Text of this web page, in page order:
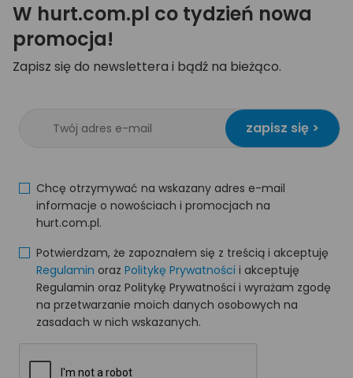
W hurt.com.pl co tydzień nowa
promocja!
Zapisz się do newslettera i bądź na bieżąco.
zapisz się >
Chcę otrzymywać na wskazany adres e-mail
informacje o nowościach i promocjach na
hurt.com.pl.
Potwierdzam, że zapoznałem się z treścią i akceptuję
Regulamin oraz Politykę Prywatności i akceptuję
Regulamin oraz Politykę Prywatności i wyrażam zgodę
na przetwarzanie moich danych osobowych na
zasadach w nich wskazanych.